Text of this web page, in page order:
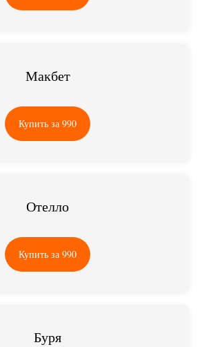
Макбет
Купить за 990
Отелло
Купить за 990
Буря